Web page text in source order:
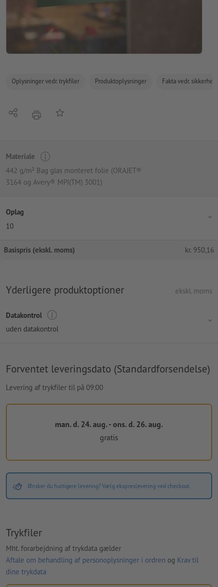
Oplysninger vedr. trykfiler Produktoplysninger Fakta vedr.
Del tryk Tilføj til huskelisten
Materiale
442 g/m² Bag glas monteret folie (ORAJET®
3164 og Avery® MPI(TM) 3001)
Oplag
10
Basispris (ekskl. moms) kr. 950,16
Yderligere produktoptioner ekskl. moms
Datakontrol
uden datakontrol
Forventet leveringsdato (Standardforsendelse)
Levering af trykfiler til på 09:00
man. d. 24. aug. - ons. d. 26. aug.
gratis
Ønsker du hurtigere levering? Vælg ekspreslevering ved checkout.
Trykfiler
Mht. forarbejdning af trykdata gælder
Aftale om behandling af personoplysninger i ordren og Krav til
dine trykdata